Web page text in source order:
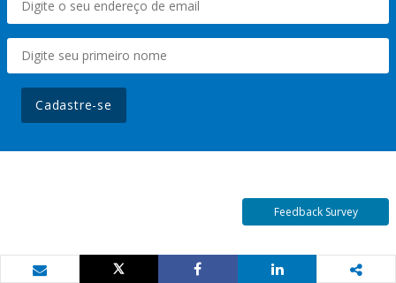
Cadastre-se
Feedback Survey